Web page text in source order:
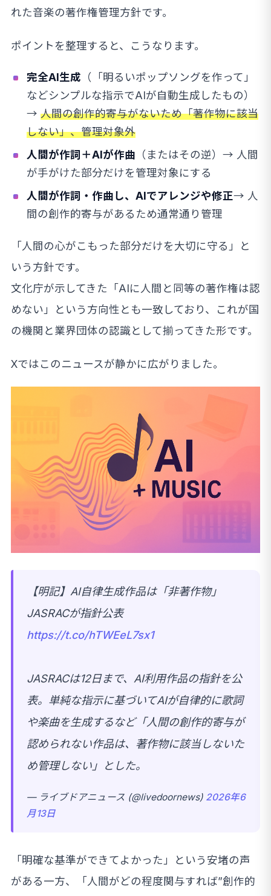
れた音楽の著作権管理方針です。
ポイントを整理すると、こうなります。
完全AI生成 （「明るいポップソングを作って」
などシンプルな指示でAIが自動生成したもの）
→ 人間の創作的寄与がないため「著作物に該当
しない」、管理対象外
人間が作詞＋AIが作曲 （またはその逆）→ 人間
が手がけた部分だけを管理対象にする
人間が作詞・作曲し、AIでアレンジや修正→ 人
間の創作的寄与があるため通常通り管理
「人間の心がこもった部分だけを大切に守る」と
いう方針です。
文化庁が示してきた「AIに人間と同等の著作権は認
めない」という方向性とも一致しており、これが国
の機関と業界団体の認識として揃ってきた形です。
Xではこのニュースが静かに広がりました。
【明記】AI自律生成作品は「非著作物」
JASRACが指針公表
https://t.co/hTWEeL7sx1
JASRACは12日まで、AI利用作品の指針を公
表。単純な指示に基づいてAIが自律的に歌詞
や楽曲を生成するなど「人間の創作的寄与が
認められない作品は、著作物に該当しないた
め管理しない」とした。
— ライブドアニュース (@livedoornews) 2026年6
月13日
「明確な基準ができてよかった」という安堵の声
がある一方、「人間がどの程度関与すれば”創作的